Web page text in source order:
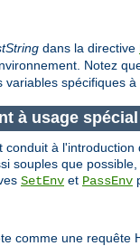
dans la directive
Notez
variables spécifiques à
à usage spécial
à
souples que
SetEnv et PassEnv
comme une requête